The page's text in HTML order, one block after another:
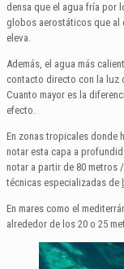
densa que el agua fría por
globos aerostáticos que al
eleva.
Además, el agua más
contacto directo con la luz
Cuanto mayor es la
efecto.
En zonas tropicales donde
notar esta capa a
notar a partir de 80 metros
técnicas especializadas de
En mares como el
alrededor de los 20 o 25